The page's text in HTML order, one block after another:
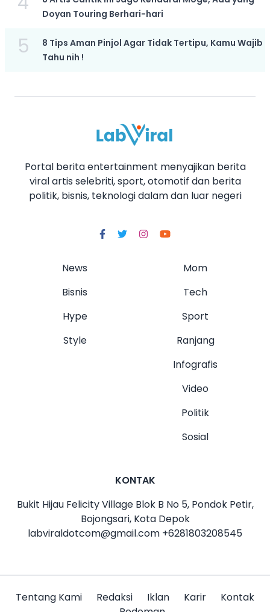
Doyan Touring Berhari-hari
5
8 Tips Aman Pinjol Agar Tidak Tertipu, Kamu Wajib
Tahu nih !
Portal berita entertainment menyajikan berita
viral artis selebriti, sport, otomotif dan berita
politik, bisnis, teknologi dalam dan luar negeri
News
Bisnis
Hype
Style
Mom
Tech
Sport
Ranjang
Infografis
Video
Politik
Sosial
KONTAK
Bukit Hijau Felicity Village Blok B No 5, Pondok Petir,
Bojongsari, Kota Depok
labviraldotcom@gmail.com +6281803208545
Tentang Kami Redaksi Iklan Karir
Kontak